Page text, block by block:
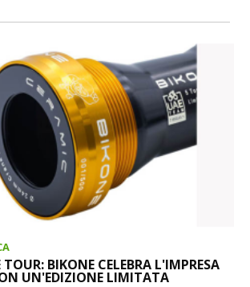
BIKONE CELEBRA L'IMPRESA
UN'EDIZIONE LIMITATA